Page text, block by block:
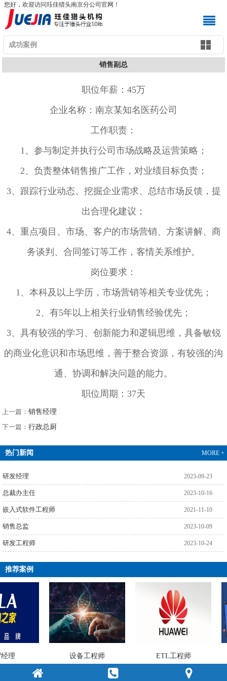
您好，欢迎访问珏佳猎头南京分公司官网！
成功案例
销售副总
职位年薪：45万
企业名称：南京某知名医药公司
工作职责：
1、参与制定并执行公司市场战略及运营策略；
2、负责整体销售推广工作，对业绩目标负责；
3、跟踪行业动态、挖掘企业需求、总结市场反馈，提
出合理化建议；
4、重点项目、市场、客户的市场营销、方案讲解、商
务谈判、合同签订等工作，客情关系维护。
岗位要求：
1、本科及以上学历，市场营销等相关专业优先；
2、有5年以上相关行业销售经验优先；
3、 具有较强的学习、创新能力和逻辑思维，具备敏锐
的商业化意识和市场思维，善于整合资源，有较强的沟
通、协调和解决问题的能力。
职位周期：37天
上一篇：销售经理
下一篇：行政总厨
热门新闻 MORE +
研发经理 2023-09-23
总裁办主任 2023-10-16
嵌入式软件工程师 2021-11-10
销售总监 2023-10-09
研发工程师 2023-10-24
推荐案例
理 设备工程师 ETL工程师